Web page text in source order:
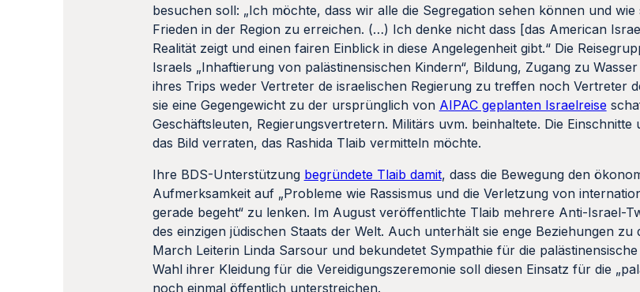
Israels „Inhaftierung von palästinensischen Kindern“, Bildung, Zugang zu
ihres Trips weder Vertreter de israelischen Regierung zu treffen noch Vertreter
sie eine Gegengewicht zu der ursprünglich vonAIPAC geplanten Israelreise
Geschäftsleuten, Regierungsvertretern. Militärs uvm. beinhaltete. Die
das Bild verraten, das Rashida Tlaib vermitteln möchte.
Ihre BDS-Unterstützungbegründete Tlaib damit, dass die Bewegung den
Aufmerksamkeit auf „Probleme wie Rassismus und die Verletzung von
des einzigen jüdischen Staats der Welt. Auch unterhält sie enge Beziehungen zu
March Leiterin Linda Sarsour und bekundetet Sympathie für die
Wahl ihrer Kleidung für die Vereidigungszeremonie soll diesen Einsatz für die
noch einmal öffentlich unterstreichen.
DRUCKEN PDF